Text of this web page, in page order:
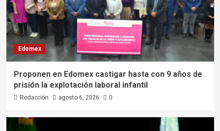
Edomex
Proponen en Edomex castigar hasta con 9 años de
prisión la explotación laboral infantil
Redacción agosto 6, 2026 0